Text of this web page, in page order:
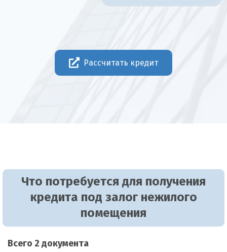
Рассчитать кредит
Что потребуется для получения
кредита под залог нежилого
помещения
Всего 2 документа